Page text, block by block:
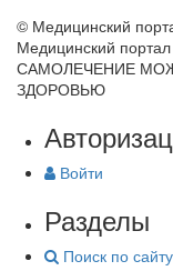
© Медицинский
Медицинский
САМОЛЕЧЕНИЕ
ЗДОРОВЬЮ
Войти
Разделы
Поиск по сайту